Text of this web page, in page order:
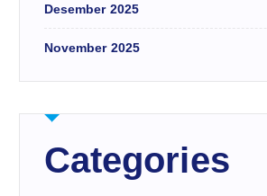
Desember 2025
November 2025
Categories